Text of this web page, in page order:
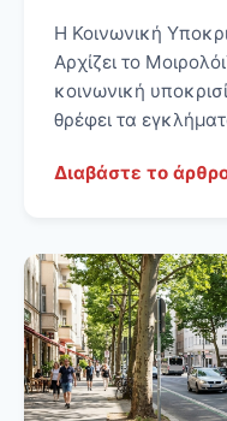
Η Κοινωνική
Αρχίζει το
κοινωνική
θρέφει τα
Διαβάστε το